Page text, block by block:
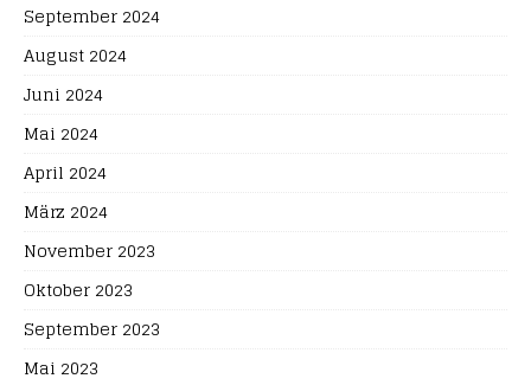
September 2024
August 2024
Juni 2024
Mai 2024
April 2024
März 2024
November 2023
Oktober 2023
September 2023
Mai 2023